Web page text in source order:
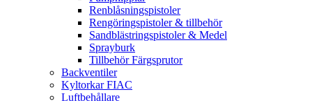
Renblåsningspistoler
Rengöringspistoler & tillbehör
Sandblästringspistoler & Medel
Sprayburk
Tillbehör Färgsprutor
Backventiler
Kyltorkar FIAC
Luftbehållare